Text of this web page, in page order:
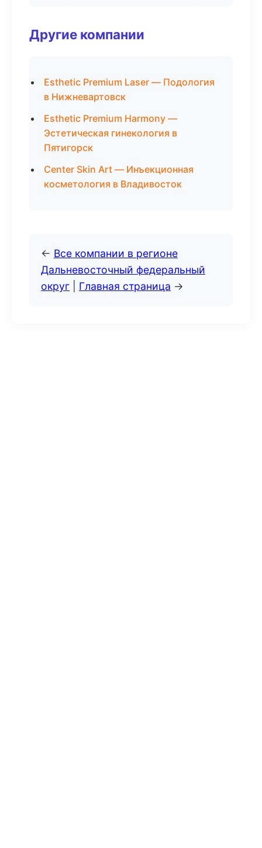
Другие компании
Esthetic Premium Laser — Подология
в Нижневартовск
Esthetic Premium Harmony —
Эстетическая гинекология в
Пятигорск
Center Skin Art — Инъекционная
косметология в Владивосток
← Все компании в регионе
Дальневосточный федеральный
округ
Главная страница →